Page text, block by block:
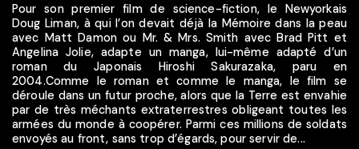
Pour son premier film de science-fiction, le Newyorkais
Doug Liman, à qui l’on devait déjà la Mémoire dans la peau
avec Matt Damon ou Mr. & Mrs. Smith avec Brad Pitt et
Angelina Jolie, adapte un manga, lui-même adapté d’un
roman du Japonais Hiroshi Sakurazaka, paru en
2004.Comme le roman et comme le manga, le film se
déroule dans un futur proche, alors que la Terre est envahie
par de très méchants extraterrestres obligeant toutes les
armées du monde à coopérer. Parmi ces millions de soldats
envoyés au front, sans trop d’égards, pour servir de...